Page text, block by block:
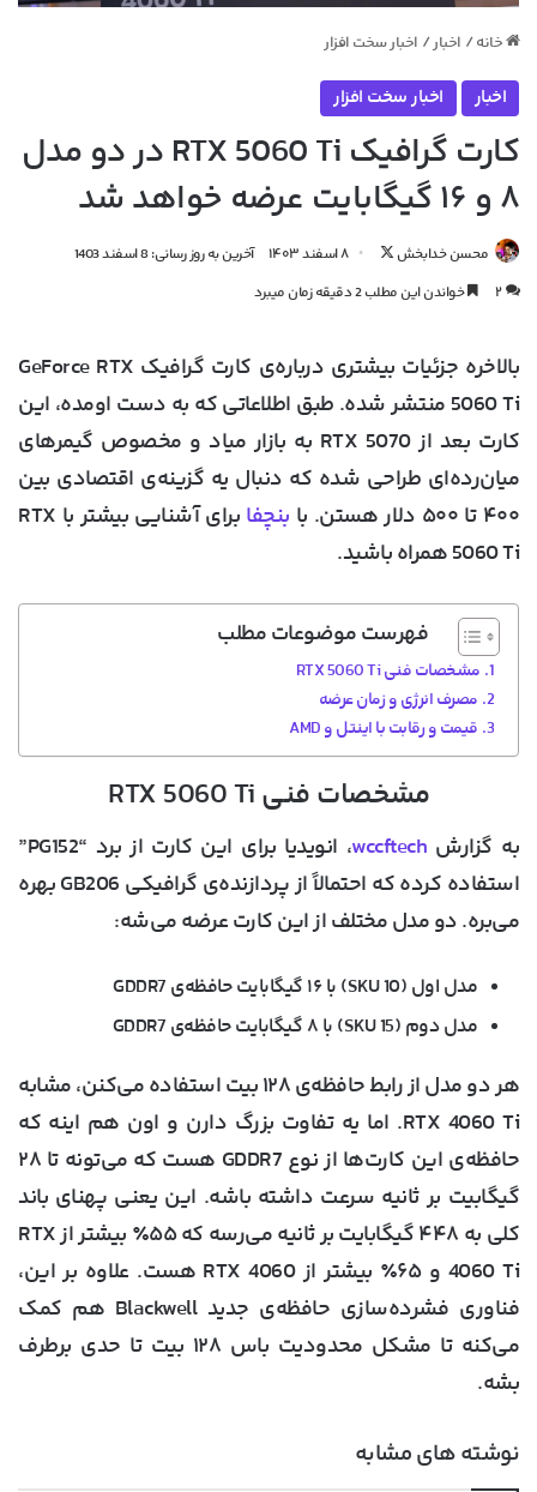
خانه / اخبار / اخبار سخت افزار
اخبار اخبار سخت افزار
کارت گرافیک RTX 5060 Ti در دو مدل
۸ و ۱۶ گیگابایت عرضه خواهد شد
محسن خدابخش
دنبال
کردن
۸ اسفند ۱۴۰۳
آخرین به روز رسانی: 8 اسفند 1403
۲
خواندن این مطلب 2 دقیقه زمان میبرد
بالاخره جزئیات بیشتری درباره‌ی کارت گرافیک GeForce RTX
5060 Ti منتشر شده. طبق اطلاعاتی که به دست اومده، این
کارت بعد از RTX 5070 به بازار میاد و مخصوص گیمرهای
میان‌رده‌ای طراحی شده که دنبال یه گزینه‌ی اقتصادی بین
۴۰۰ تا ۵۰۰ دلار هستن. با
بنچفا
برای آشنایی بیشتر با RTX
5060 Ti همراه باشید.
فهرست موضوعات مطلب
مشخصات فنی RTX 5060 Ti
مصرف انرژی و زمان عرضه
قیمت و رقابت با اینتل و AMD
مشخصات فنی RTX 5060 Ti
به گزارش wccftech
، انویدیا برای این کارت از برد “PG152”
استفاده کرده که احتمالاً از پردازنده‌ی گرافیکی GB206 بهره
می‌بره. دو مدل مختلف از این کارت عرضه می‌شه:
مدل اول (SKU 10) با
۱۶ گیگابایت حافظه‌ی GDDR7
مدل دوم (SKU 15) با
۸ گیگابایت حافظه‌ی GDDR7
هر دو مدل ازرابط حافظه‌ی ۱۲۸ بیت
استفاده می‌کنن، مشابه
RTX 4060 Ti. اما یه تفاوت بزرگ دارن و اون هم اینه که
حافظه‌ی این کارت‌ها از نوع GDDR7 هست که می‌تونه تا ۲۸
گیگابیت بر ثانیه سرعت داشته باشه. این یعنی پهنای باند
کلی به ۴۴۸ گیگابایت بر ثانیه می‌رسه که
۵۵٪ بیشتر از RTX
4060 Ti و ۶۵٪ بیشتر از RTX 4060
هست. علاوه بر این،
فناوری فشرده‌سازی حافظه‌ی جدید Blackwell هم کمک
می‌کنه تا مشکل محدودیت باس ۱۲۸ بیت تا حدی برطرف
بشه.
نوشته های مشابه